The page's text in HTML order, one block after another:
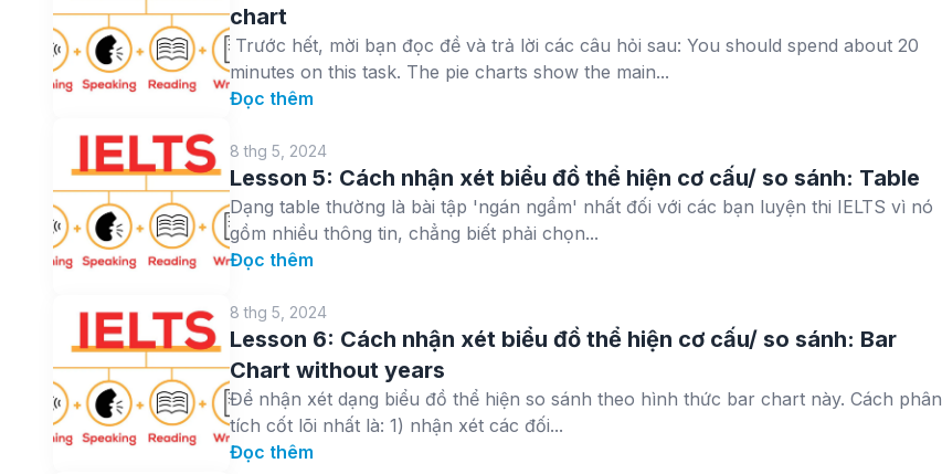
chart
Trước hết, mời bạn đọc đề và trả lời các câu hỏi sau: You should spend about 20
minutes on this task. The pie charts show the main...
Đọc thêm
8 thg 5, 2024
Lesson 5: Cách nhận xét biểu đồ thể hiện cơ cấu/ so sánh: Table
Dạng table thường là bài tập 'ngán ngẩm' nhất đối với các bạn luyện thi IELTS vì nó
gồm nhiều thông tin, chẳng biết phải chọn...
Đọc thêm
8 thg 5, 2024
Lesson 6: Cách nhận xét biểu đồ thể hiện cơ cấu/ so sánh: Bar
Chart without years
Để nhận xét dạng biểu đồ thể hiện so sánh theo hình thức bar chart này. Cách phân
tích cốt lõi nhất là: 1) nhận xét các đối...
Đọc thêm